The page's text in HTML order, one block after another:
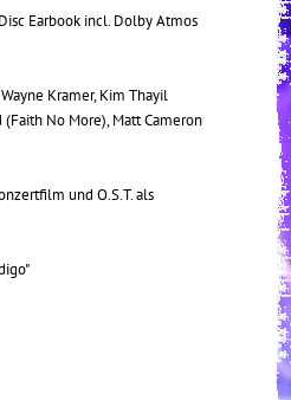
Earbook incl. Dolby Atmos
Kramer, Kim Thayil
No More), Matt Cameron
und O.S.T. als